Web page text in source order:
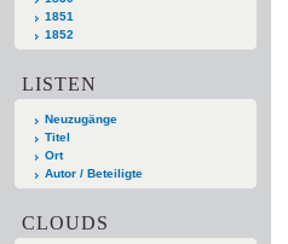
1851
1852
LISTEN
Neuzugänge
Titel
Ort
Autor / Beteiligte
CLOUDS